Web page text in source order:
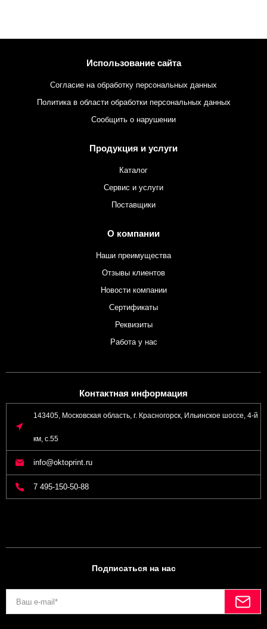
Использование сайта
Согласие на обработку персональных данных
Политика в области обработки персональных данных
Сообщить о нарушении
Продукция и услуги
Каталог
Сервис и услуги
Поставщики
О компании
Наши преимущества
Отзывы клиентов
Новости компании
Сертификаты
Реквизиты
Работа у нас
Контактная информация
143405, Московская область, г. Красногорск, Ильинское шоссе, 4-й
км, с.55
info@oktoprint.ru
7 495-150-50-88
Подписаться на нас